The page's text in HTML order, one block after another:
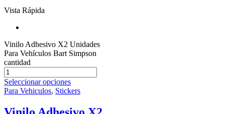
Vista Rápida
Vinilo Adhesivo X2 Unidades
Para Vehículos Bart Simpson
cantidad
Seleccionar opciones
Para Vehiculos, Stickers